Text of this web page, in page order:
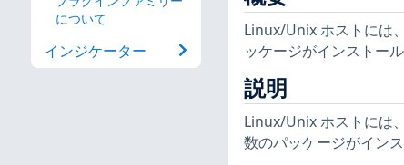
について
インジケーター
Linux/Unix ホストには
ッケージがインストー
説明
Linux/Unix ホストには
数のパッケージがイン